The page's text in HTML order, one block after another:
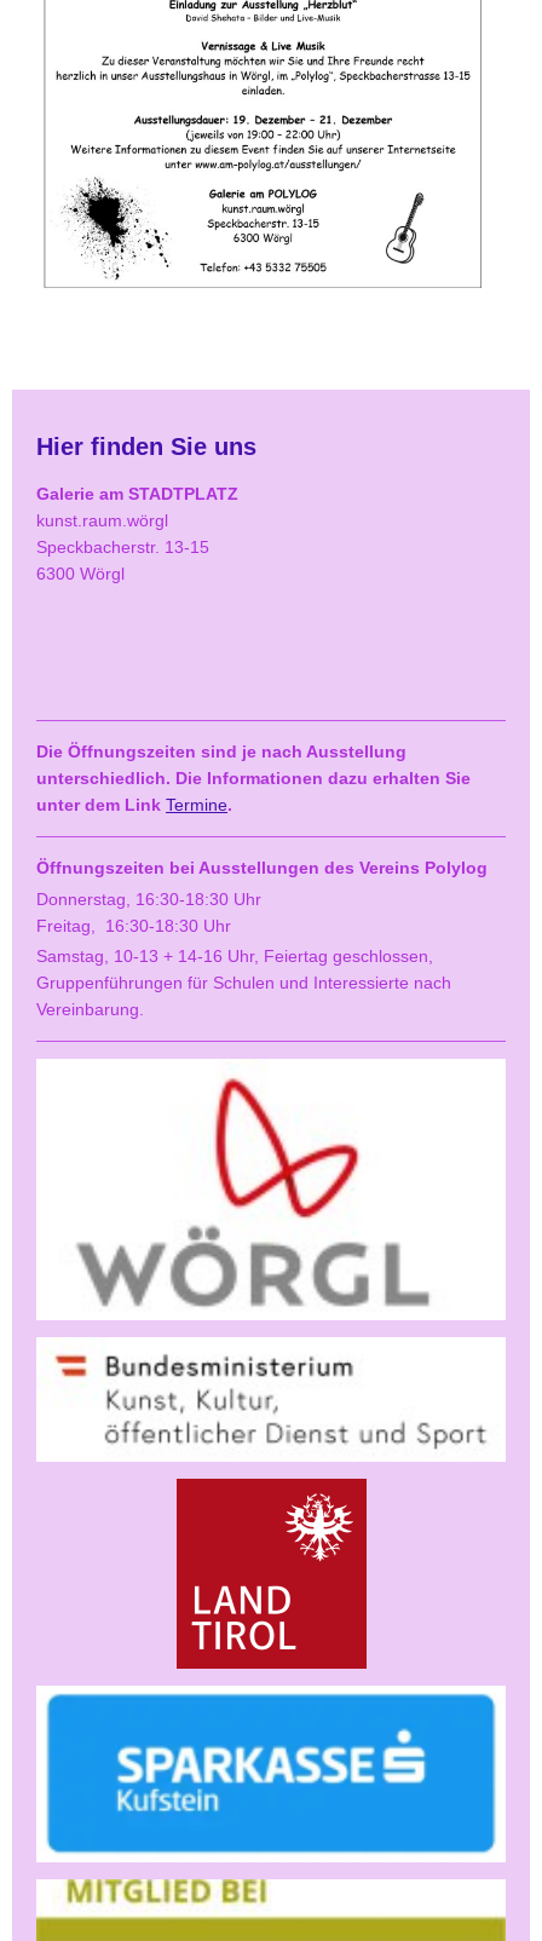
Hier finden Sie uns
Galerie am STADTPLATZ
kunst.raum.wörgl
Speckbacherstr. 13-15
6300 Wörgl
Die Öffnungszeiten sind je nach Ausstellung
unterschiedlich. Die Informationen dazu erhalten Sie
unter dem Link Termine.
Öffnungszeiten bei Ausstellungen des Vereins Polylog
Donnerstag, 16:30-18:30 Uhr
Freitag, 16:30-18:30 Uhr
Samstag, 10-13 + 14-16 Uhr, Feiertag geschlossen,
Gruppenführungen für Schulen und Interessierte nach
Vereinbarung.